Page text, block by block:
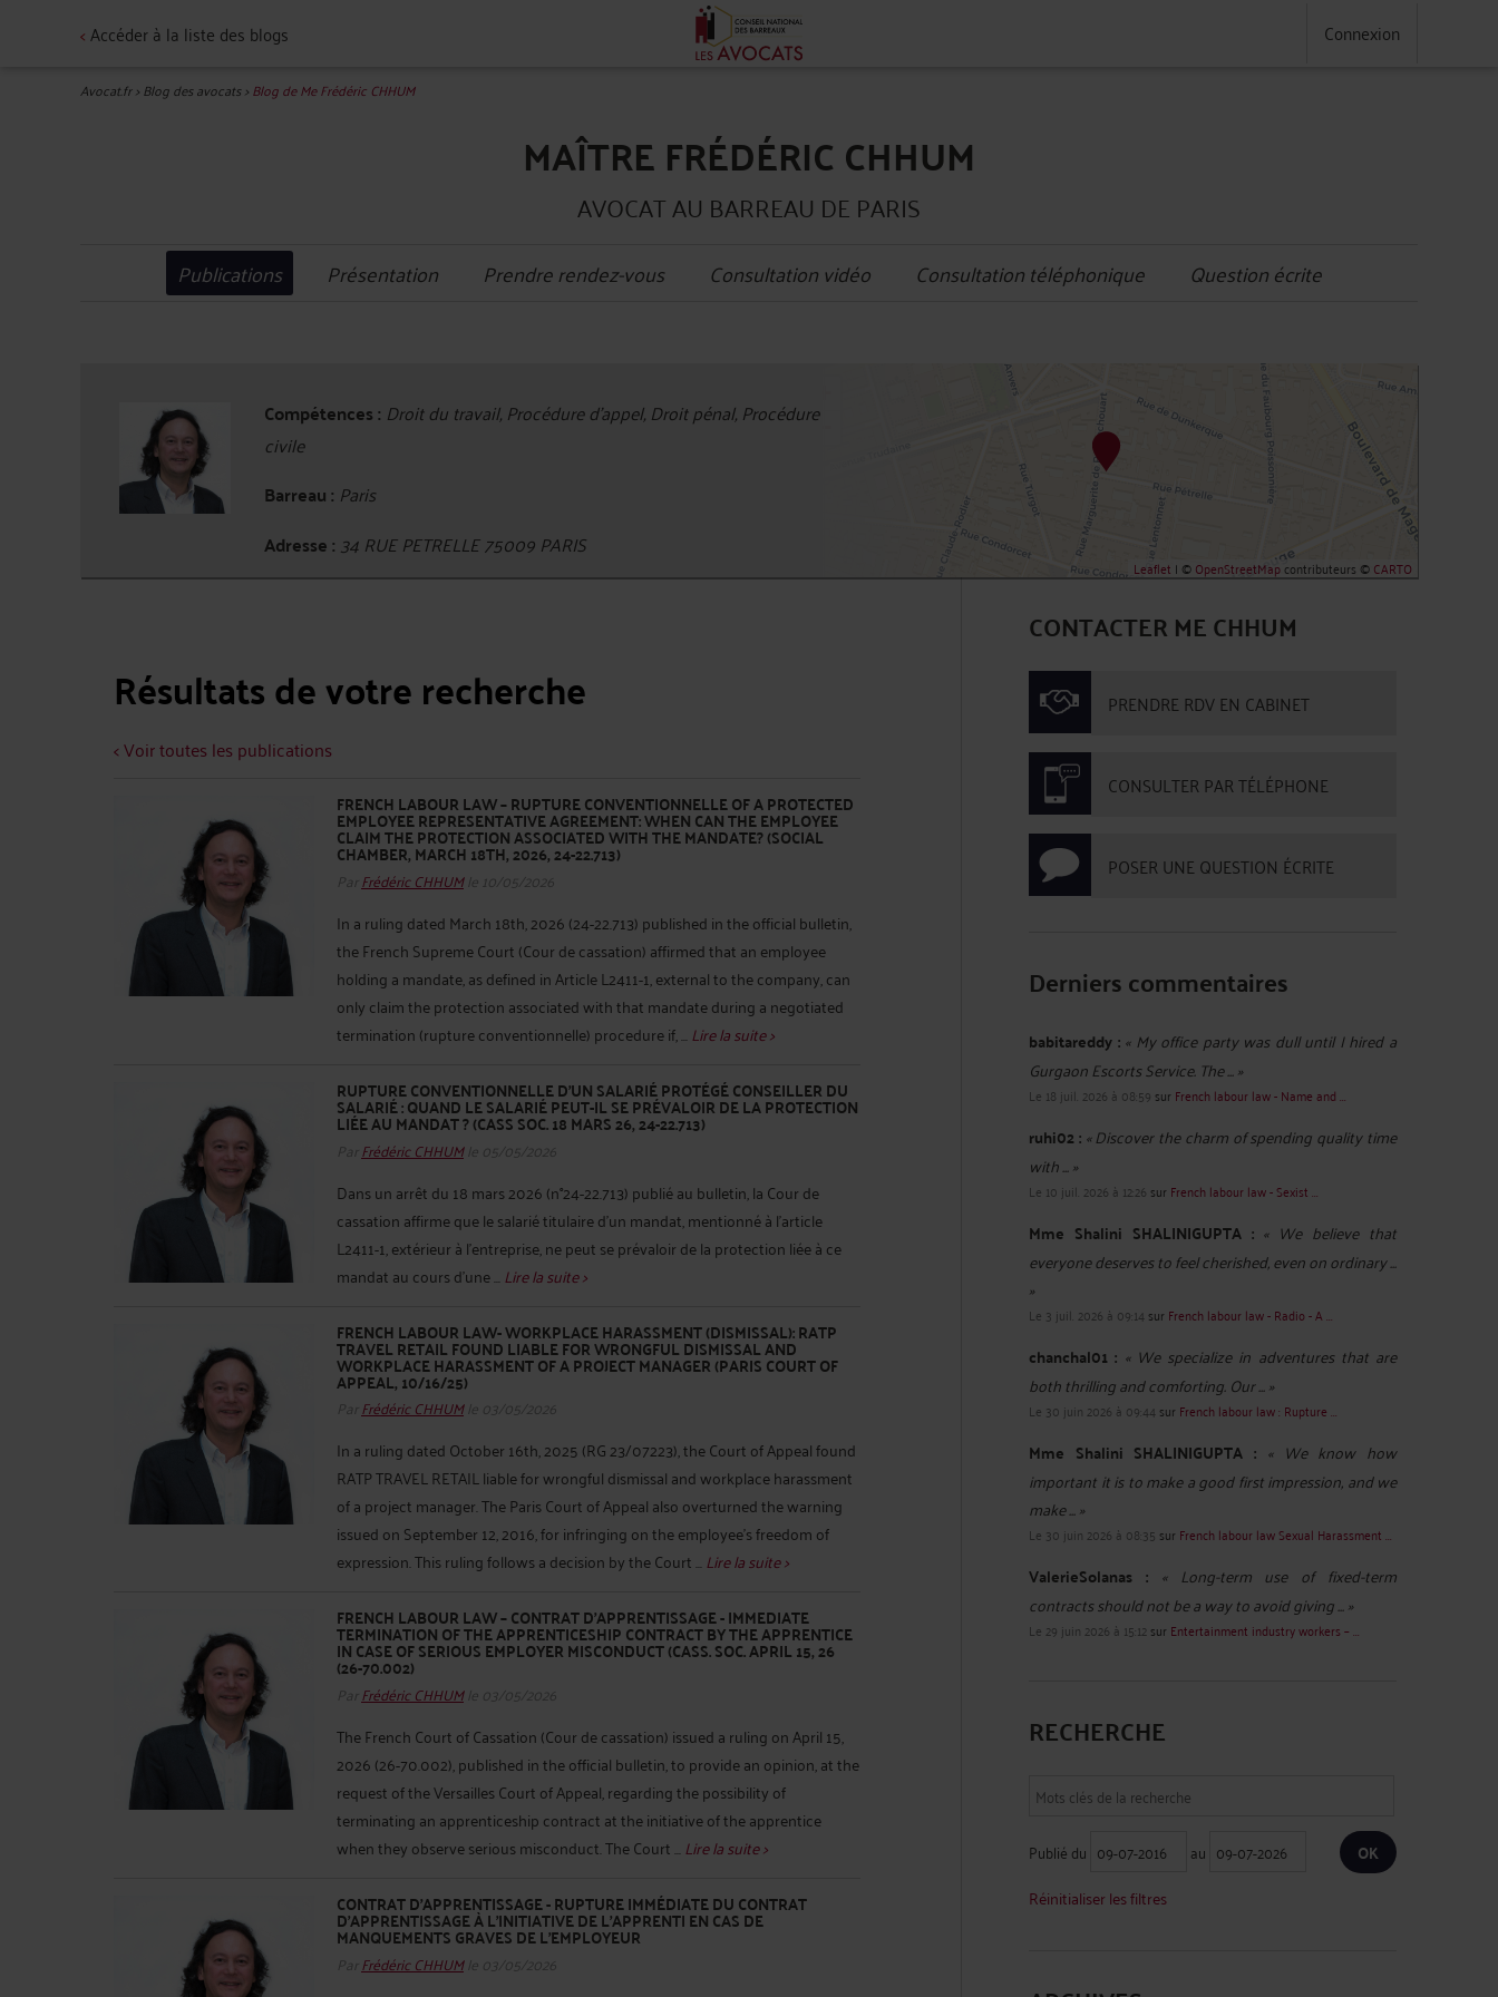
<Accéder à la liste des blogs Connexion
Avocat.fr>Blog des avocats>Blog de Me Frédéric CHHUM
MAÎTRE FRÉDÉRIC CHHUM
AVOCAT AU BARREAU DE PARIS
Publications Présentation Prendre rendez-vous Consultation vidéo Consultation téléphonique Question écrite
Compétences : Droit du travail, Procédure d'appel, Droit pénal, Procédure
civile
Barreau : Paris
Adresse : 34 RUE PETRELLE 75009 PARIS
−
Leaflet | ©OpenStreetMapcontributeurs ©CARTO
Résultats de votre recherche
< Voir toutes les publications
FRENCH LABOUR LAW – RUPTURE CONVENTIONNELLE OF A PROTECTED
EMPLOYEE REPRESENTATIVE AGREEMENT: WHEN CAN THE EMPLOYEE
CLAIM THE PROTECTION ASSOCIATED WITH THE MANDATE? (SOCIAL
CHAMBER, MARCH 18TH, 2026, 24-22.713)
Par Frédéric CHHUMle 10/05/2026
In a ruling dated March 18th, 2026 (24-22.713) published in the official bulletin,
the French Supreme Court (Cour de cassation) affirmed that an employee
holding a mandate, as defined in Article L2411-1, external to the company, can
only claim the protection associated with that mandate during a negotiated
termination (rupture conventionnelle) procedure if, ...Lire la suite >
RUPTURE CONVENTIONNELLE D’UN SALARIÉ PROTÉGÉ CONSEILLER DU
SALARIÉ : QUAND LE SALARIÉ PEUT-IL SE PRÉVALOIR DE LA PROTECTION
LIÉE AU MANDAT ? (CASS SOC. 18 MARS 26, 24-22.713)
Par Frédéric CHHUMle 05/05/2026
Dans un arrêt du 18 mars 2026 (n°24-22.713) publié au bulletin, la Cour de
cassation affirme que le salarié titulaire d’un mandat, mentionné à l’article
L2411-1, extérieur à l’entreprise, ne peut se prévaloir de la protection liée à ce
mandat au cours d’une ...Lire la suite >
FRENCH LABOUR LAW- WORKPLACE HARASSMENT (DISMISSAL): RATP
TRAVEL RETAIL FOUND LIABLE FOR WRONGFUL DISMISSAL AND
WORKPLACE HARASSMENT OF A PROJECT MANAGER (PARIS COURT OF
APPEAL, 10/16/25)
Par Frédéric CHHUMle 03/05/2026
In a ruling dated October 16th, 2025 (RG 23/07223), the Court of Appeal found
RATP TRAVEL RETAIL liable for wrongful dismissal and workplace harassment
of a project manager. The Paris Court of Appeal also overturned the warning
issued on September 12, 2016, for infringing on the employee's freedom of
expression. This ruling follows a decision by the Court ...Lire la suite >
FRENCH LABOUR LAW – CONTRAT D’APPRENTISSAGE - IMMEDIATE
TERMINATION OF THE APPRENTICESHIP CONTRACT BY THE APPRENTICE
IN CASE OF SERIOUS EMPLOYER MISCONDUCT (CASS. SOC. APRIL 15, 26
(26-70.002)
Par Frédéric CHHUMle 03/05/2026
The French Court of Cassation (Cour de cassation) issued a ruling on April 15,
2026 (26-70.002), published in the official bulletin, to provide an opinion, at the
request of the Versailles Court of Appeal, regarding the possibility of
terminating an apprenticeship contract at the initiative of the apprentice
when they observe serious misconduct. The Court ...Lire la suite >
CONTRAT D’APPRENTISSAGE - RUPTURE IMMÉDIATE DU CONTRAT
D’APPRENTISSAGE À L’INITIATIVE DE L’APPRENTI EN CAS DE
MANQUEMENTS GRAVES DE L’EMPLOYEUR
Par Frédéric CHHUMle 03/05/2026
CONTACTER ME CHHUM
PRENDRE RDV EN CABINET
CONSULTER PAR TÉLÉPHONE
POSER UNE QUESTION ÉCRITE
Derniers commentaires
babitareddy : « My office party was dull until I hired a
Gurgaon Escorts Service. The ... »
Le 18 juil. 2026 à 08:59 sur French labour law - Name and ...
ruhi02 : « Discover the charm of spending quality time
with ... »
Le 10 juil. 2026 à 12:26 sur French labour law - Sexist ...
Mme Shalini SHALINIGUPTA : « We believe that
everyone deserves to feel cherished, even on ordinary ...
»
Le 3 juil. 2026 à 09:14 sur French labour law - Radio - A ...
chanchal01 : « We specialize in adventures that are
both thrilling and comforting. Our ... »
Le 30 juin 2026 à 09:44 sur French labour law : Rupture ...
Mme Shalini SHALINIGUPTA : « We know how
important it is to make a good first impression, and we
make ... »
Le 30 juin 2026 à 08:35 sur French labour law Sexual Harassment ...
ValerieSolanas : « Long-term use of fixed-term
contracts should not be a way to avoid giving ... »
Le 29 juin 2026 à 15:12sur Entertainment industry workers – ...
RECHERCHE
Publié du
au
Réinitialiser les filtres